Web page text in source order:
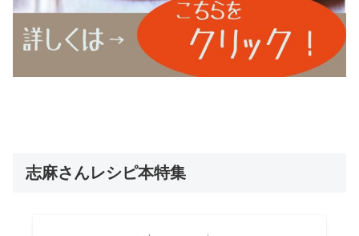
志麻さんレシピ本特集